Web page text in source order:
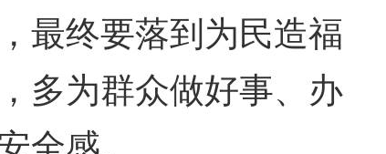
最终要落到为民造福
多为群众做好事、办
感。